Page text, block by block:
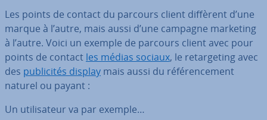
Les points de contact du parcours client diffèrent d’une
marque à l’autre, mais aussi d’une campagne marketing
à l’autre. Voici un exemple de parcours client avec pour
points de contact les médias sociaux, le re­tar­ge­ting avec
des pu­bli­ci­tés display mais aussi du ré­fé­ren­ce­ment
naturel ou payant :
Un uti­li­sa­teur va par exemple…